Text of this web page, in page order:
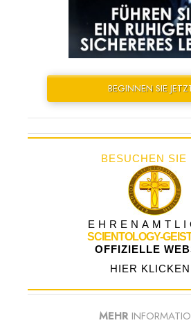
BEGINNEN SIE
BESUCHEN SIE
SCIENTOLOGY-
OFFIZIELLE
HIER
MEHR